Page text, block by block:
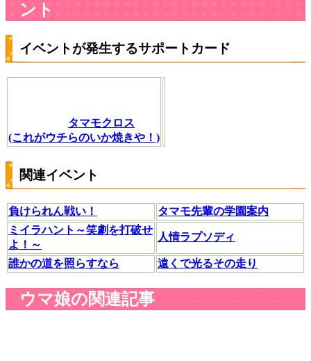
ント
イベントが発生するサポートカード
タマモクロス
(これがウチらのいか焼きや！)
関連イベント
負けられん戦い！
タマモ先輩の学園案内
ミイラハント～笑劇を打破せ
よ！～
人情ラプソディ
誰かの道を照らすなら 遠くで光るその走り
ウマ娘の関連記事